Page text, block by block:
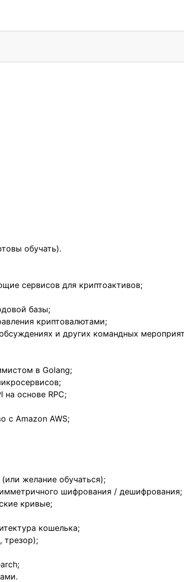
обучать).
сервисов для криптоактивов;
базы;
криптовалютами;
и других командных
в Golang;
на основе RPC;
с Amazon AWS;
желание обучаться);
шифрования / дешифрования;
кривые;
кошелька;
трезор);